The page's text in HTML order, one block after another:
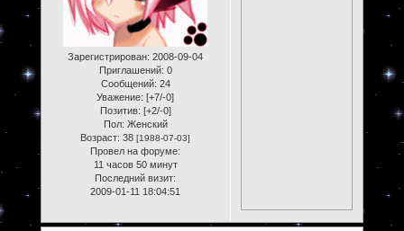
Зарегистрирован: 2008-09-04
Приглашений: 0
Сообщений: 24
Уважение: [+7/-0]
Позитив: [+2/-0]
Пол: Женский
Возраст: 38[1988-07-03]
Провел на форуме:
11 часов 50 минут
Последний визит:
2009-01-11 18:04:51